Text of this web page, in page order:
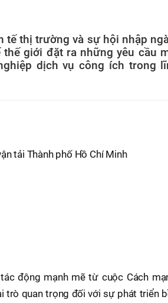
thị trường và sự hội nhập
giới đặt ra những yêu cầu
dịch vụ công ích trong
tải Thành phố Hồ Chí Minh
động mạnh mẽ từ cuộc Cách
trò quan trọng đối với sự phát triển